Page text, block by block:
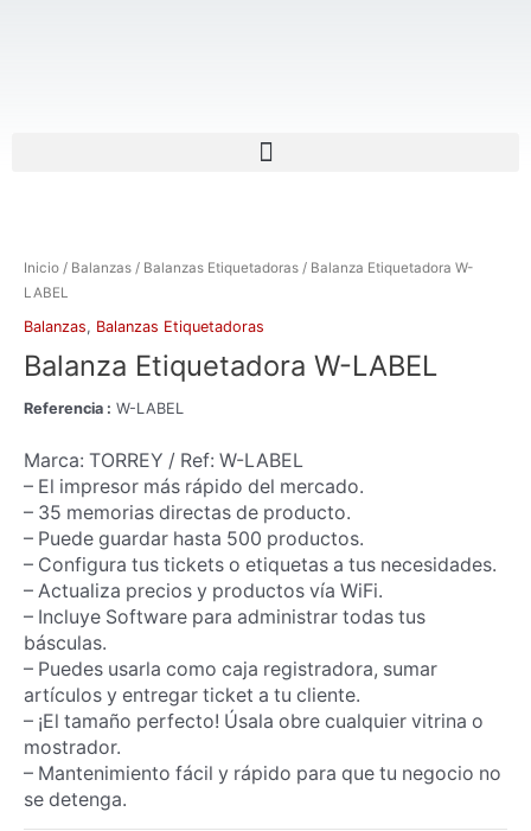
Menu
Inicio / Balanzas / Balanzas Etiquetadoras / Balanza Etiquetadora W-
LABEL
Balanzas, Balanzas Etiquetadoras
Balanza Etiquetadora W-LABEL
Referencia : W-LABEL
Marca: TORREY / Ref: W-LABEL
– El impresor más rápido del mercado.
– 35 memorias directas de producto.
– Puede guardar hasta 500 productos.
– Configura tus tickets o etiquetas a tus necesidades.
– Actualiza precios y productos vía WiFi.
– Incluye Software para administrar todas tus
básculas.
– Puedes usarla como caja registradora, sumar
artículos y entregar ticket a tu cliente.
– ¡El tamaño perfecto! Úsala obre cualquier vitrina o
mostrador.
– Mantenimiento fácil y rápido para que tu negocio no
se detenga.